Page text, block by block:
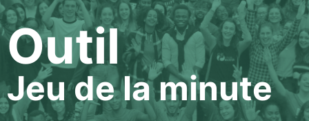
Outil
Jeu de la minute